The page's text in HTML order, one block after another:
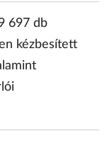
697 db
kézbesített